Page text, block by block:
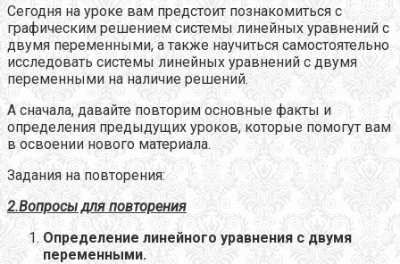
Сегодня на уроке вам предстоит познакомиться с
графическим решением системы линейных уравнений с
двумя переменными, а также научиться самостоятельно
исследовать системы линейных уравнений с двумя
переменными на наличие решений.
А сначала, давайте повторим основные факты и
определения предыдущих уроков, которые помогут вам
в освоении нового материала.
Задания на повторения:
2.Вопросы для повторения
Определение линейного уравнения с двумя
переменными.